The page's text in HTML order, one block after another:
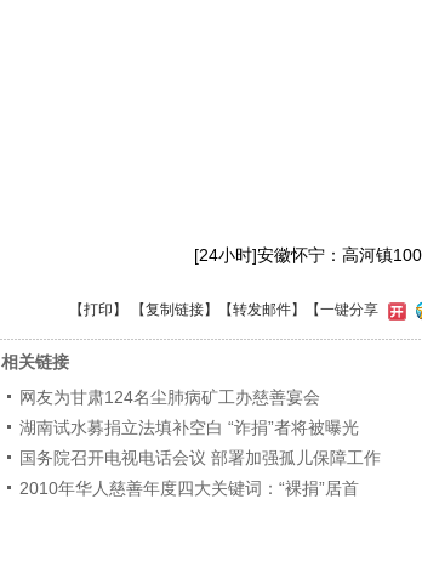
[24小时]安徽怀宁：高河镇
【打印 】 【复制链接】【转发邮件】 【一键分享
相关链接
网友为甘肃124名尘肺病矿工办慈善宴会
湖南试水募捐立法填补空白 “诈捐”者将被曝光
国务院召开电视电话会议 部署加强孤儿保障工作
2010年华人慈善年度四大关键词：“裸捐”居首